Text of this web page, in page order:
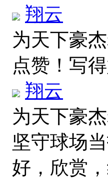
翔云
为天下豪
点赞！写
翔云
为天下豪
坚守球场
好，欣赏